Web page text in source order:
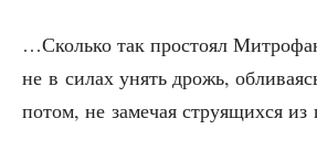
…Сколь­ко так про­сто­ял
не в силах унять дрожь,
потом, не заме­чая стру­я­щих­ся из